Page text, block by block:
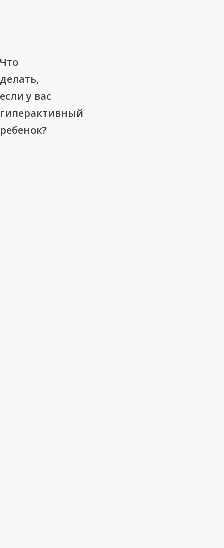
Что
если
у
вас
гиперактивный
ребенок?
Что
делать,
если у вас
гиперактивный
ребенок?